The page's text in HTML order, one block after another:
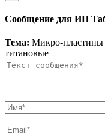
Сообщение для ИП
Тема: Микро-пластины
титановые